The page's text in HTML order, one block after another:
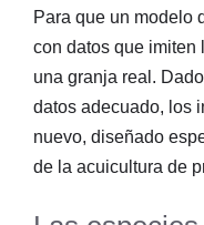
Para que un modelo
con datos que imiten
una granja real.
datos adecuado, los
nuevo, diseñado
de la acuicultura de